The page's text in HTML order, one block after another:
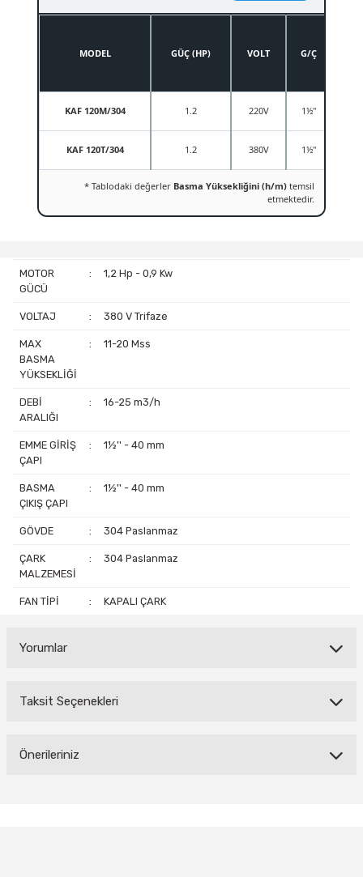
MODEL GÜÇ (HP) VOLT
G/Ç
KAF 120M/304 1.2 220V 1½"
KAF 120T/304 1.2 380V 1½"
* Tablodaki değerler Basma Yüksekliğini (h/m) temsil
etmektedir.
MOTOR
GÜCÜ
: 1,2 Hp - 0,9 Kw
VOLTAJ : 380 V Trifaze
MAX
BASMA
YÜKSEKLİĞİ
: 11-20 Mss
DEBİ
ARALIĞI
: 16-25 m3/h
EMME GİRİŞ
ÇAPI
: 1½'' - 40 mm
BASMA
ÇIKIŞ ÇAPI
: 1½'' - 40 mm
GÖVDE : 304 Paslanmaz
ÇARK
MALZEMESİ
: 304 Paslanmaz
FAN TİPİ : KAPALI ÇARK
Yorumlar
Bu ürüne ilk yorumu siz yapın!
Taksit Seçenekleri
Önerileriniz